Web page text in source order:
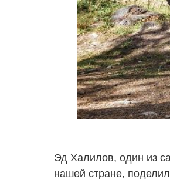
Эд Халилов, один из
нашей стране,